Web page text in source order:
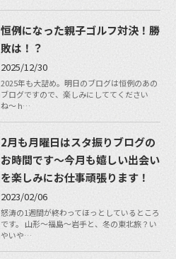
恒例になった親子ゴルフ対決！勝
敗は！？
2025/12/30
2025年も大詰め。明日のブログは恒例のあの
ブログですので、楽しみにしててください
ね〜 h…
2月も月曜日はスタ振りブログの
お時間です〜今月も嬉しい出会い
を楽しみにお仕事頑張ります！
2023/02/06
怒涛の1週間が終わってほっとしているところ
です。 山形〜福島〜岩手と、冬の東北旅？い
やいや…